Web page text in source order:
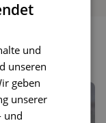
und
unseren
geben
unserer
und